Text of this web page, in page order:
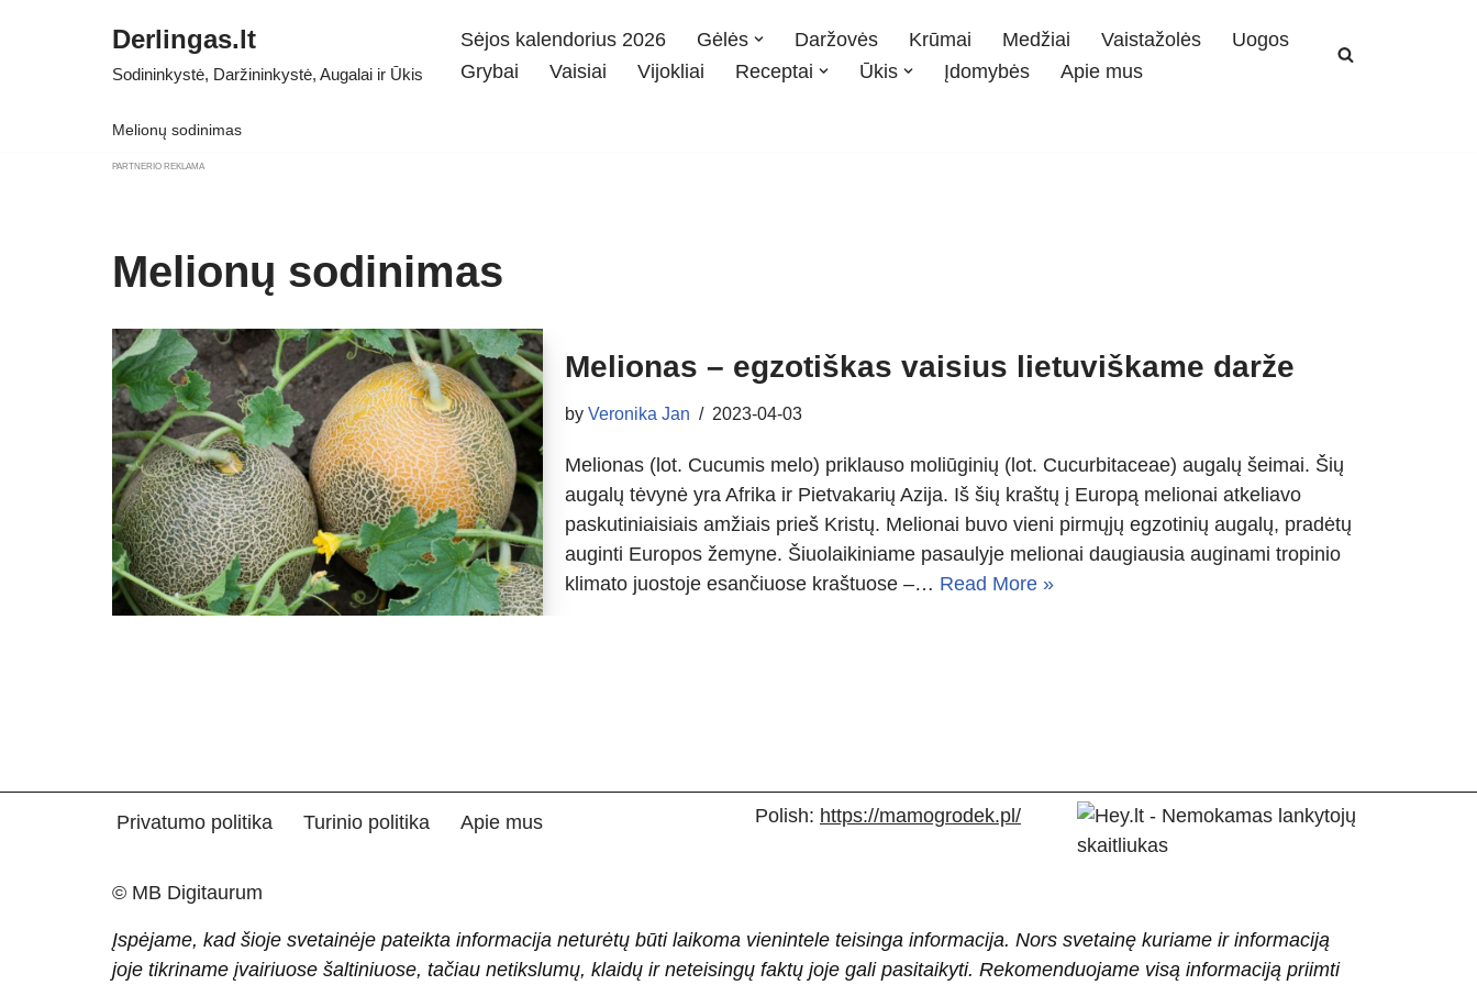
Derlingas.lt
Sodininkystė, Daržininkystė, Augalai ir Ūkis
Sėjos kalendorius 2026 Gėlės Daržovės Krūmai Medžiai Vaistažolės
Uogos
Grybai
Vaisiai Vijokliai Receptai Ūkis Įdomybės Apie mus
Melionų sodinimas
PARTNERIO REKLAMA
Melionų sodinimas
Melionas – egzotiškas vaisius lietuviškame darže
by Veronika Jan 2023-04-03
Melionas (lot. Cucumis melo) priklauso moliūginių (lot. Cucurbitaceae) augalų šeimai. Šių
augalų tėvynė yra Afrika ir Pietvakarių Azija. Iš šių kraštų į Europą melionai atkeliavo
paskutiniaisiais amžiais prieš Kristų. Melionai buvo vieni pirmųjų egzotinių augalų, pradėtų
auginti Europos žemyne. Šiuolaikiniame pasaulyje melionai daugiausia auginami tropinio
klimato juostoje esančiuose kraštuose –… Read More »
Privatumo politika Turinio politika Apie mus Polish: https://mamogrodek.pl/
© MB Digitaurum
Įspėjame, kad šioje svetainėje pateikta informacija neturėtų būti laikoma vienintele teisinga informacija. Nors svetainę kuriame ir informaciją
joje tikriname įvairiuose šaltiniuose, tačiau netikslumų, klaidų ir neteisingų faktų joje gali pasitaikyti. Rekomenduojame visą informaciją priimti